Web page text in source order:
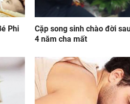
Phi
Cặp song sinh chào đời
4 năm cha mất